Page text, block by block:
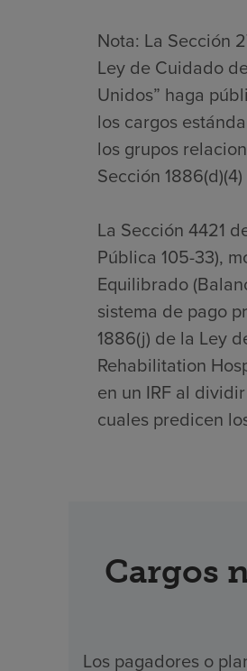
Nota: La Sección
Ley de Cuidado
Unidos” haga
los cargos
los grupos
Sección
La Sección 4421
Pública 105-33),
Equilibrado
sistema de pago
1886(j) de la Ley
Rehabilitation
en un IRF al
cuales predicen
Cargos
Los pagadores o